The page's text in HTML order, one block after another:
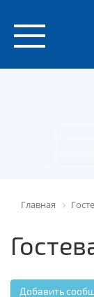
Главная
Добавить